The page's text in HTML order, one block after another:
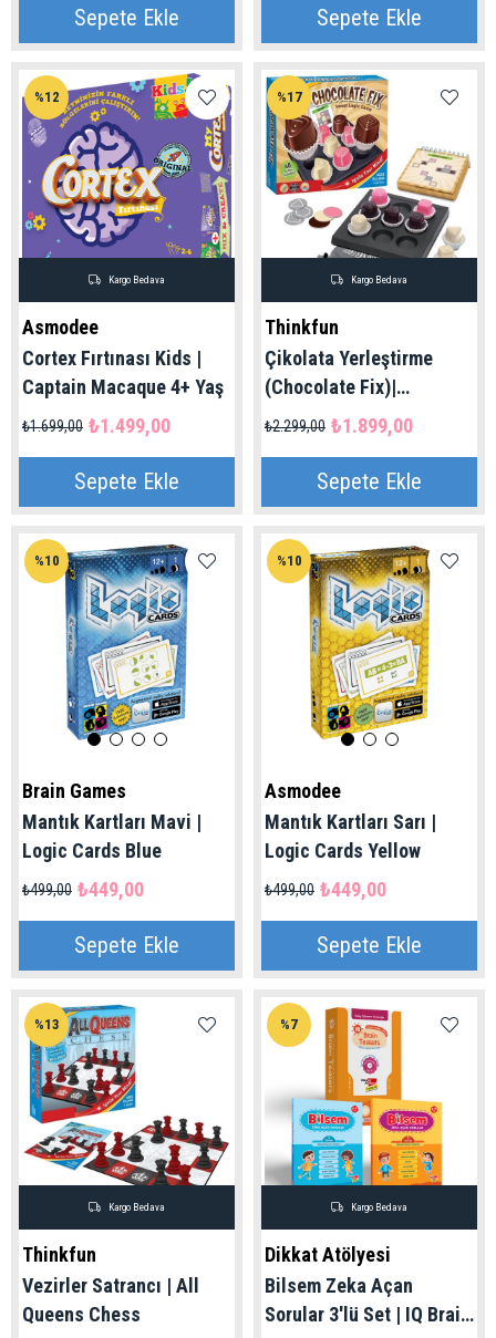
Sepete Ekle Sepete Ekle
Asmodee
Cortex Fırtınası Kids |
Captain Macaque 4+ Yaş
₺1.499,00
₺1.699,00
Sepete Ekle
%12
Kargo Bedava
Thinkfun
Çikolata Yerleştirme
(Chocolate Fix)|
ThinkFun 7+ Yaş
₺1.899,00
₺2.299,00
Sepete Ekle
%17
Kargo Bedava
Brain Games
Mantık Kartları Mavi |
Logic Cards Blue
₺449,00
₺499,00
Sepete Ekle
%10
Asmodee
Mantık Kartları Sarı |
Logic Cards Yellow
₺449,00
₺499,00
Sepete Ekle
%10
Thinkfun
Vezirler Satrancı | All
Queens Chess
%13
Kargo Bedava
Dikkat Atölyesi
Bilsem Zeka Açan
Sorular 3'lü Set | IQ Brain
%7
Kargo Bedava